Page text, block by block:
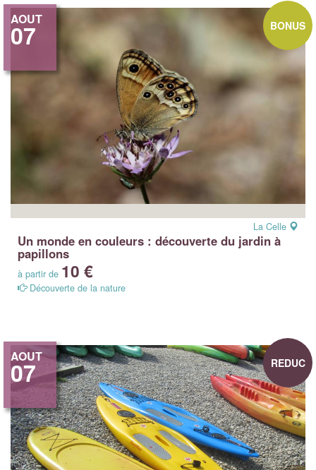
La Celle
Un monde en couleurs : découverte du jardin à
papillons
à partir de 10 €
Découverte de la nature
AOUT
07 BONUS
AOUT
07 REDUC